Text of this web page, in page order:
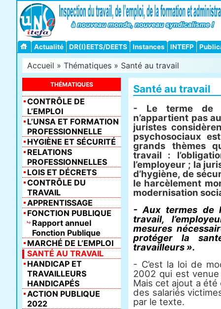
Actualité DR(I)EETS/DEETS Instances INTEFP
Accueil » Thématiques » Santé au travail
Santé au travail
- Le terme de
n’appartient pas
juristes
psychosociaux
grands thèmes
travail :
l’employeur ; la
d’hygiène, de
le harcèlement
modernisation
- Aux termes de
travail,
mesures
protéger la
travailleurs ».
- C’est la loi de
2002 qui est
Mais cet ajout a
des salariés
par le texte.
THÉMATIQUES
CONTRÔLE DE
L’EMPLOI
L’UNSA ET FORMATION
PROFESSIONNELLE
HYGIÈNE ET SÉCURITÉ
RELATIONS
PROFESSIONNELLES
LOIS ET DÉCRETS
CONTRÔLE DU
TRAVAIL
APPRENTISSAGE
FONCTION PUBLIQUE
Rapport annuel
Fonction Publique
MARCHÉ DE L’EMPLOI
SANTÉ AU TRAVAIL
HANDICAP ET
TRAVAILLEURS
HANDICAPÉS
ACTION PUBLIQUE
2022